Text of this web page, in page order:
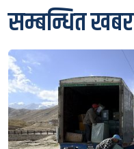
सम्बन्धित खबर